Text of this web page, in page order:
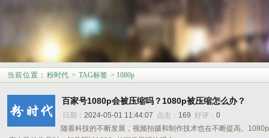
当前位置 ： 粉时代 > TAG标签 > 1080p
百家号1080p会被压缩吗？1080p被压缩怎么办？
日期： 2024-05-01 11:44:07 点击： 169 好评： 0
随着科技的不断发展，视频拍摄和制作技术也在不断提高。